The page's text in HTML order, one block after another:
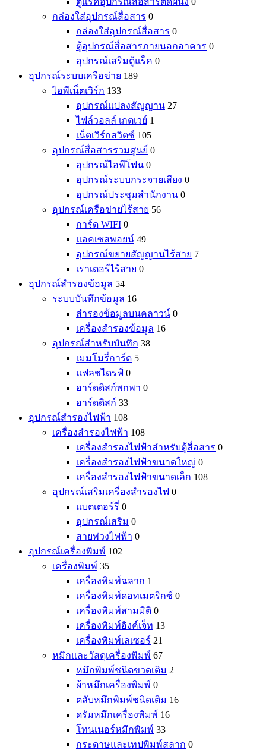
กล่องใส่อุปกรณ์สื่อสาร 0
กล่องใส่อุปกรณ์สื่อสาร 0
ตู้อุปกรณ์สื่อสารภายนอกอาคาร 0
อุปกรณ์เสริมตู้แร็ค 0
อุปกรณ์ระบบเครือข่าย 189
ไอพีเน็ตเวิร์ก 133
อุปกรณ์แปลงสัญญาน 27
ไฟล์วอลล์ เกตเวย์ 1
เน็ตเวิร์กสวิตซ์ 105
อุปกรณ์สื่อสารรวมศูนย์ 0
อุปกรณ์ไอพีโฟน 0
อุปกรณ์ระบบกระจายเสียง 0
อุปกรณ์ประชุมสำนักงาน 0
อุปกรณ์เครือข่ายไร้สาย 56
การ์ด WIFI 0
แอคเซสพอยน์ 49
อุปกรณ์ขยายสัญญานไร้สาย 7
เราเตอร์ไร้สาย 0
อุปกรณ์สำรองข้อมูล 54
ระบบบันทึกข้อมูล 16
สำรองข้อมูลบนคลาวน์ 0
เครื่องสำรองข้อมูล 16
อุปกรณ์สำหรับบันทึก 38
เมมโมรี่การ์ด 5
แฟลชไดรฟ์ 0
ฮาร์ดดิสก์พกพา 0
ฮาร์ดดิสก์ 33
อุปกรณ์สำรองไฟฟ้า 108
เครื่องสำรองไฟฟ้า 108
เครื่องสำรองไฟฟ้าสำหรับตู้สื่อสาร 0
เครื่องสำรองไฟฟ้าขนาดใหญ่ 0
เครื่องสำรองไฟฟ้าขนาดเล็ก 108
อุปกรณ์เสริมเครื่องสำรองไฟ 0
แบตเตอร์รี่ 0
อุปกรณ์เสริม 0
สายพ่วงไฟฟ้า 0
อุปกรณ์เครื่องพิมพ์ 102
เครื่องพิมพ์ 35
เครื่องพิมพ์ฉลาก 1
เครื่องพิมพ์ดอทเมตริกซ์ 0
เครื่องพิมพ์สามมิติ 0
เครื่องพิมพ์อิงค์เจ็ท 13
เครื่องพิมพ์เลเซอร์ 21
หมึกและวัสดุเครื่องพิมพ์ 67
หมึกพิมพ์ชนิดขวดเติม 2
ผ้าหมึกเครื่องพิมพ์ 0
ตลับหมึกพิมพ์ชนิดเติม 16
ดรัมหมึกเครื่องพิมพ์ 16
โทนเนอร์หมึกพิมพ์ 33
กระดาษและเทปพิมพ์สลาก 0